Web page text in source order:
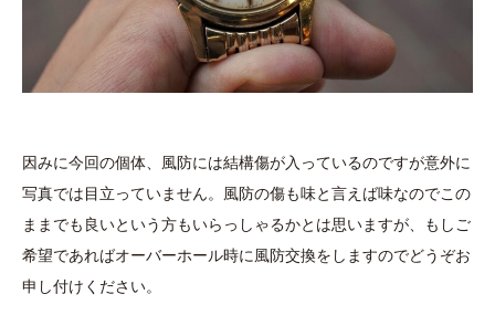
因みに今回の個体、風防には結構傷が入っているのですが意外に
写真では目立っていません。風防の傷も味と言えば味なのでこの
ままでも良いという方もいらっしゃるかとは思いますが、もしご
希望であればオーバーホール時に風防交換をしますのでどうぞお
申し付けください。